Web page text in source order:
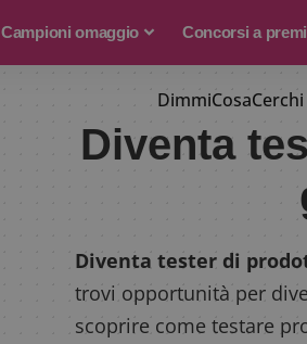
Campioni omaggio Concorsi a premi
DimmiCosaCerchi
Diventa
Diventa tester di
trovi opportunità per
scoprire come testare